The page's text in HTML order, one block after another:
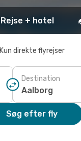
Rejse + hotel
Kun direkte flyrejser
Destination
Søg efter fly